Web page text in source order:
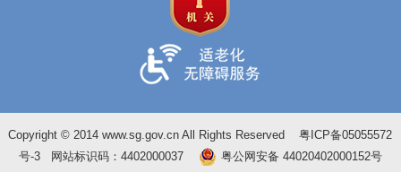
Copyright © 2014 www.sg.gov.cn All Rights Reserved粤ICP备05055572
号-3网站标识码：4402000037 粤公网安备 44020402000152号